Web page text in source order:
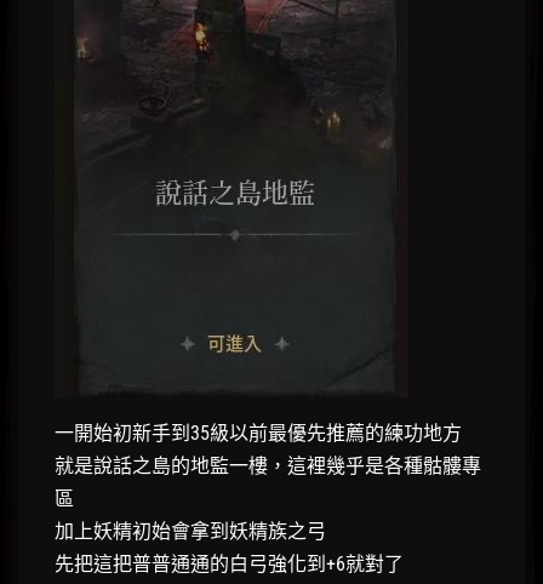
一開始初新手到35級以前最優先推薦的練功地方
就是說話之島的地監一樓，這裡幾乎是各種骷髏專
區
加上妖精初始會拿到妖精族之弓
先把這把普普通通的白弓強化到+6就對了